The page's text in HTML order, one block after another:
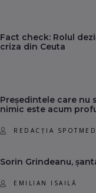
Fact check: Rolul
criza din Ceuta
Președintele care nu
nimic este acum
REDACȚIA
Sorin Grindeanu,
EMILIAN ISAILĂ